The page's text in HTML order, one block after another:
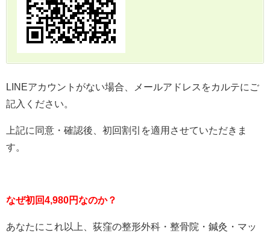
LINEアカウントがない場合、メールアドレスをカルテにご
記入ください。
上記に同意・確認後、初回割引を適用させていただきま
す。
なぜ初回4,980円なのか？
あなたにこれ以上、荻窪の整形外科・整骨院・鍼灸・マッ